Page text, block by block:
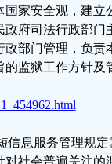
家安全观，建立
府司法行政部门
部门管理，负责
监狱工作方针及
信息服务管理规
社会普遍关注